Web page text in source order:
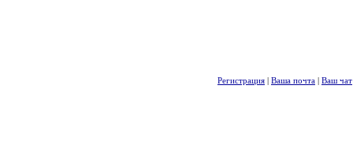
Регистрация | Ваша почта | Ваш чат